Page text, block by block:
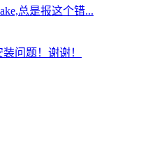
总是报这个错...
问题！谢谢！